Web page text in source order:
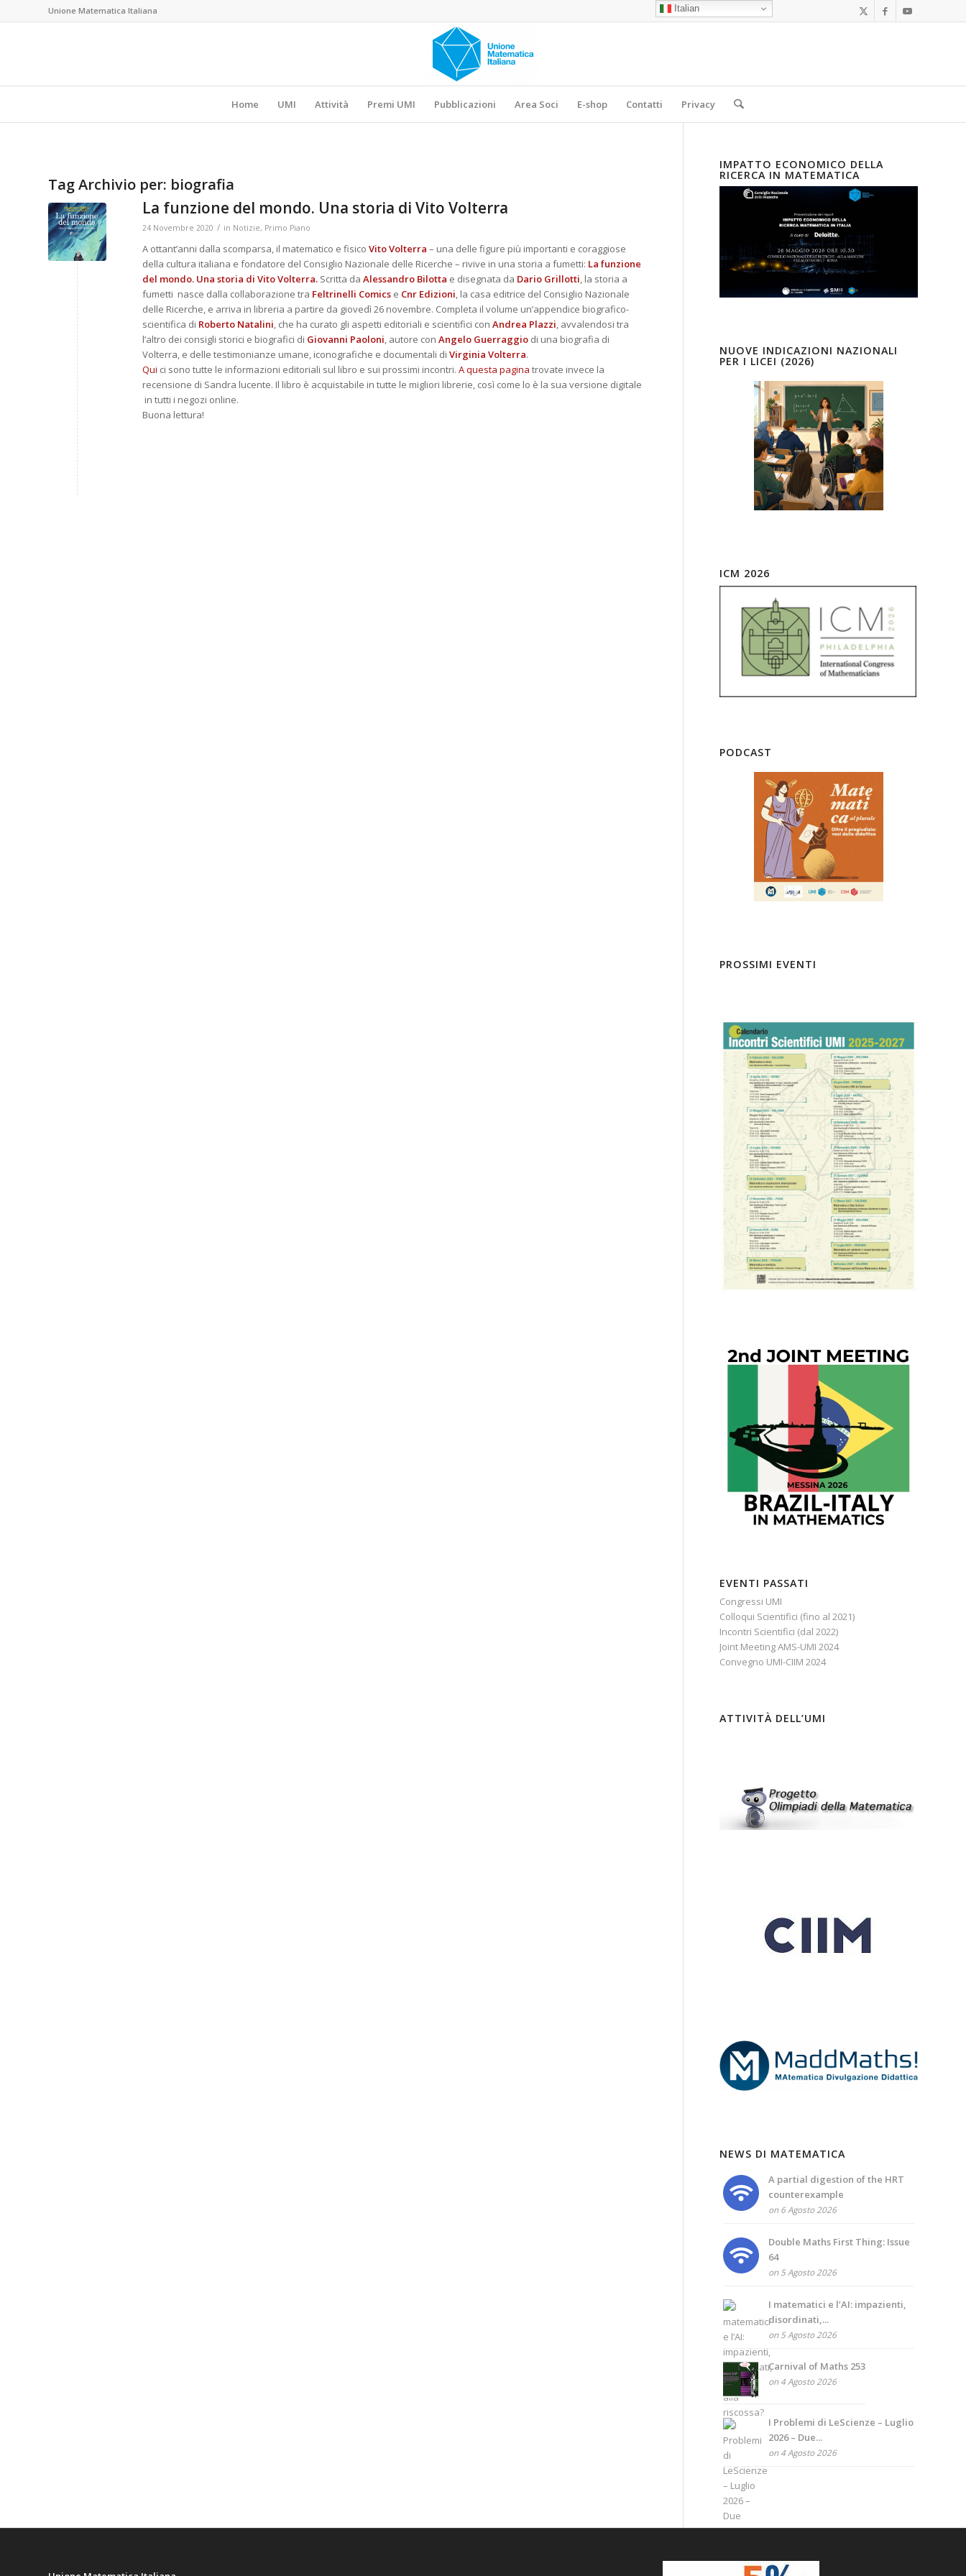
Unione Matematica Italiana
Home UMI Attività Premi UMI Pubblicazioni Area Soci E-shop Contatti Privacy
Tag Archivio per: biografia
La funzione del mondo. Una storia di Vito Volterra
24 Novembre 2020 / in Notizie, Primo Piano
A ottant’anni dalla scomparsa, il matematico e fisico Vito Volterra – una delle figure più importanti e coraggiose
della cultura italiana e fondatore del Consiglio Nazionale delle Ricerche – rivive in una storia a fumetti: La funzione
del mondo. Una storia di Vito Volterra. Scritta da Alessandro Bilotta e disegnata da Dario Grillotti, la storia a
fumetti nasce dalla collaborazione tra Feltrinelli Comics e Cnr Edizioni, la casa editrice del Consiglio Nazionale
delle Ricerche, e arriva in libreria a partire da giovedì 26 novembre. Completa il volume un’appendice biografico-
scientifica di Roberto Natalini, che ha curato gli aspetti editoriali e scientifici con Andrea Plazzi, avvalendosi tra
l’altro dei consigli storici e biografici di Giovanni Paoloni, autore con Angelo Guerraggio di una biografia di
Volterra, e delle testimonianze umane, iconografiche e documentali di Virginia Volterra.
Qui ci sono tutte le informazioni editoriali sul libro e sui prossimi incontri. A questa pagina trovate invece la
recensione di Sandra lucente. Il libro è acquistabile in tutte le migliori librerie, così come lo è la sua versione digitale
in tutti i negozi online.
Buona lettura!
IMPATTO ECONOMICO DELLA
RICERCA IN MATEMATICA
NUOVE INDICAZIONI NAZIONALI
PER I LICEI (2026)
ICM 2026
PODCAST
PROSSIMI EVENTI
EVENTI PASSATI
Congressi UMI
Colloqui Scientifici (fino al 2021)
Incontri Scientifici (dal 2022)
Joint Meeting AMS-UMI 2024
Convegno UMI-CIIM 2024
ATTIVITÀ DELL’UMI
NEWS DI MATEMATICA
A partial digestion of the HRT
counterexample
on 6 Agosto 2026
Double Maths First Thing: Issue
64
on 5 Agosto 2026
I matematici e l’AI: impazienti,
disordinati,...
on 5 Agosto 2026
Carnival of Maths 253
on 4 Agosto 2026
I Problemi di LeScienze – Luglio
2026 – Due...
on 4 Agosto 2026
Italian